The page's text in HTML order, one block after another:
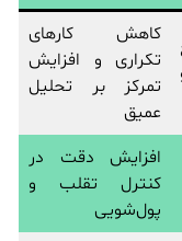
کاهش کارهای
تکراری و افزایش
تمرکز بر تحلیل
عمیق
افزایش دقت در
کنترل تقلب و
پول‌شویی